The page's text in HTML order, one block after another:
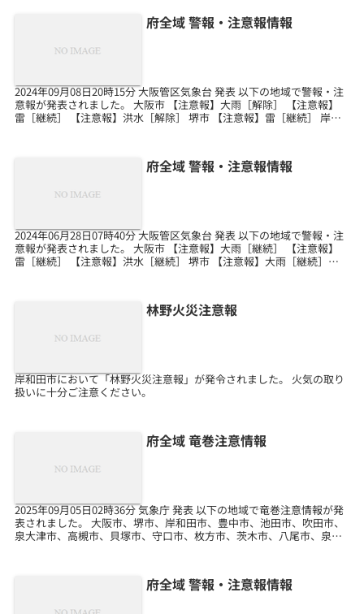
府全域 警報・注意報情報
2024年09月08日20時15分 大阪管区気象台 発表 以下の地域で警報・注
意報が発表されました。 大阪市 【注意報】大雨［解除］ 【注意報】
雷［継続］ 【注意報】洪水［解除］ 堺市 【注意報】雷［継続］ 岸和
府全域 警報・注意報情報
2024年06月28日07時40分 大阪管区気象台 発表 以下の地域で警報・注
意報が発表されました。 大阪市 【注意報】大雨［継続］ 【注意報】
雷［継続］ 【注意報】洪水［継続］ 堺市 【注意報】大雨［継続］
林野火災注意報
岸和田市において「林野火災注意報」が発令されました。 火気の取り
扱いに十分ご注意ください。
府全域 竜巻注意情報
2025年09月05日02時36分 気象庁 発表 以下の地域で竜巻注意情報が発
表されました。 大阪市、堺市、岸和田市、豊中市、池田市、吹田市、
泉大津市、高槻市、貝塚市、守口市、枚方市、茨木市、八尾市、泉佐
府全域 警報・注意報情報